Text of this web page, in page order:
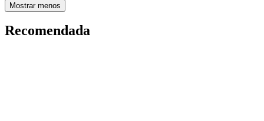
Mostrar menos
Recomendada